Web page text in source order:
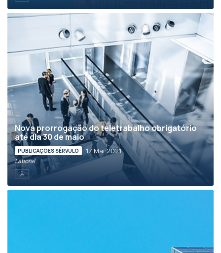
Nova prorrogação do teletrabalho obrigatório
até dia 30 de maio
PUBLICAÇÕES SÉRVULO 17 Mai 2021
Laboral